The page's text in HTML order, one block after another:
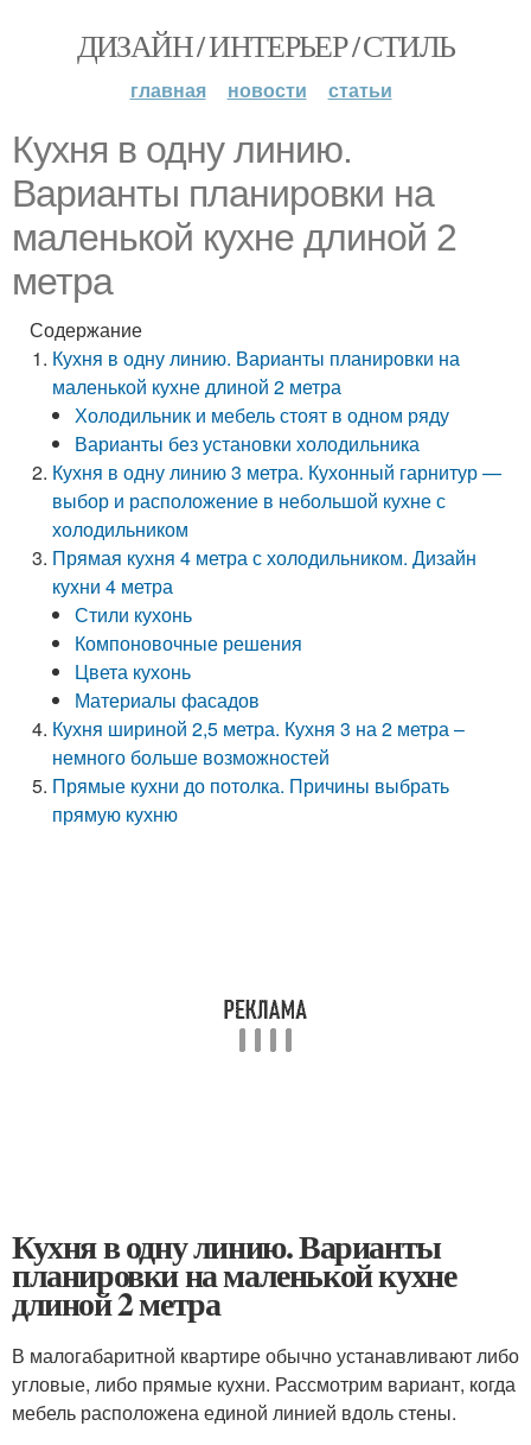
ДИЗАЙН / ИНТЕРЬЕР / СТИЛЬ
главная новости статьи
Кухня в одну линию.
Варианты планировки на
маленькой кухне длиной 2
метра
Содержание
Кухня в одну линию. Варианты планировки на
маленькой кухне длиной 2 метра
Холодильник и мебель стоят в одном ряду
Варианты без установки холодильника
Кухня в одну линию 3 метра. Кухонный гарнитур —
выбор и расположение в небольшой кухне с
холодильником
Прямая кухня 4 метра с холодильником. Дизайн
кухни 4 метра
Стили кухонь
Компоновочные решения
Цвета кухонь
Материалы фасадов
Кухня шириной 2,5 метра. Кухня 3 на 2 метра –
немного больше возможностей
Прямые кухни до потолка. Причины выбрать
прямую кухню
Кухня в одну линию. Варианты
планировки на маленькой кухне
длиной 2 метра
В малогабаритной квартире обычно устанавливают либо
угловые, либо прямые кухни. Рассмотрим вариант, когда
мебель расположена единой линией вдоль стены.